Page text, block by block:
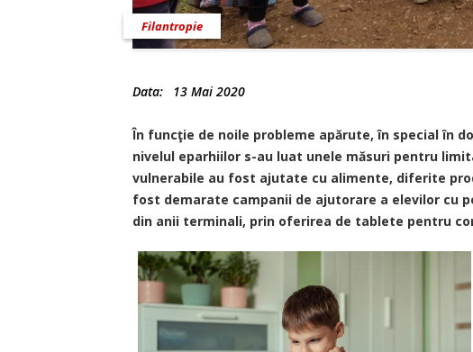
Filantropie
Data: 13 Mai 2020
În funcţie de noile probleme apărute, în special în
nivelul eparhiilor s-au luat unele măsuri pentru
vulnerabile au fost ajutate cu alimente, diferite
fost demarate campanii de ajutorare a elevilor cu
din anii terminali, prin oferirea de tablete pentru